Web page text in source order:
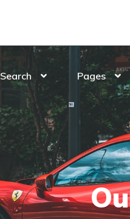
Search Pages